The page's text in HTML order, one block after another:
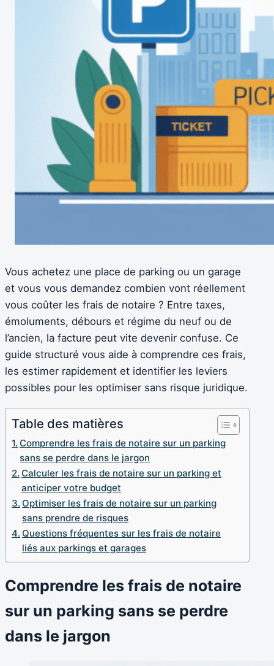
Vous achetez une place de parking ou un garage
et vous vous demandez combien vont réellement
vous coûter les frais de notaire ? Entre taxes,
émoluments, débours et régime du neuf ou de
l’ancien, la facture peut vite devenir confuse. Ce
guide structuré vous aide à comprendre ces frais,
les estimer rapidement et identifier les leviers
possibles pour les optimiser sans risque juridique.
Table des matières
Comprendre les frais de notaire sur un parking
sans se perdre dans le jargon
Calculer les frais de notaire sur un parking et
anticiper votre budget
Optimiser les frais de notaire sur un parking
sans prendre de risques
Questions fréquentes sur les frais de notaire
liés aux parkings et garages
Comprendre les frais de notaire
sur un parking sans se perdre
dans le jargon